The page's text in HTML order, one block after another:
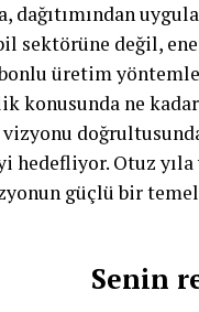
dağıtımından
sektörüne değil,
üretim
konusunda ne
hedefliyor. Otuz
güçlü bir
Senin